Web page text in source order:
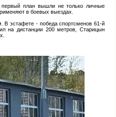
план вышли не только личные
в боевых выездах.
В эстафете - победа спортсменов 61-й
на дистанции 200 метров, Старицын